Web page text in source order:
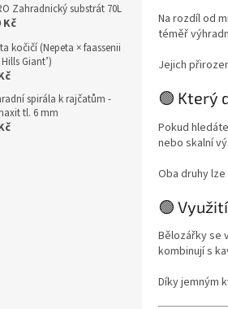
Zahradnický substrát 70L
Kč
kočičí (Nepeta × faassenii
Hills Giant’)
spirála k rajčatům -
tl. 6 mm
Na rozdíl od
téměř
Jejich
🟢 Který
Pokud
nebo skalní
Oba druhy
🟢
Bělozářky se
kombinují s
Díky jemným